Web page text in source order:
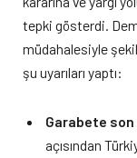
tepki gösterdi.
müdahalesiyle
şu uyarıları yaptı:
Garabete
açısından